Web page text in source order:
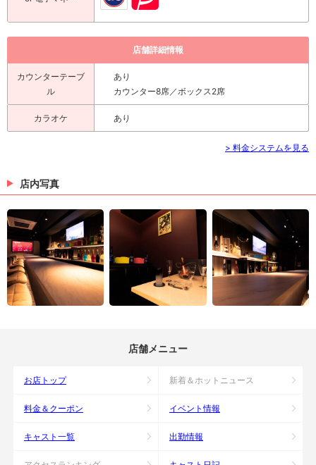
店舗詳細情報
カウンターテーブ
ル
あり
カウンター8席／ボックス2席
カラオケ あり
> 料金システムを見る
店内写真
店舗メニュー
お店トップ 新着＆ホットニュース
料金＆クーポン イベント情報
キャスト一覧 出勤情報